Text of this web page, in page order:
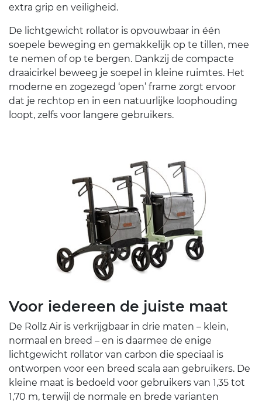
extra grip en veiligheid.
De lichtgewicht rollator is opvouwbaar in één
soepele beweging en gemakkelijk op te tillen, mee
te nemen of op te bergen. Dankzij de compacte
draaicirkel beweeg je soepel in kleine ruimtes. Het
moderne en zogezegd ‘open’ frame zorgt ervoor
dat je rechtop en in een natuurlijke loophouding
loopt, zelfs voor langere gebruikers.
Voor iedereen de juiste maat
De Rollz Air is verkrijgbaar in drie maten – klein,
normaal en breed – en is daarmee de enige
lichtgewicht rollator van carbon die speciaal is
ontworpen voor een breed scala aan gebruikers. De
kleine maat is bedoeld voor gebruikers van 1,35 tot
1,70 m, terwijl de normale en brede varianten